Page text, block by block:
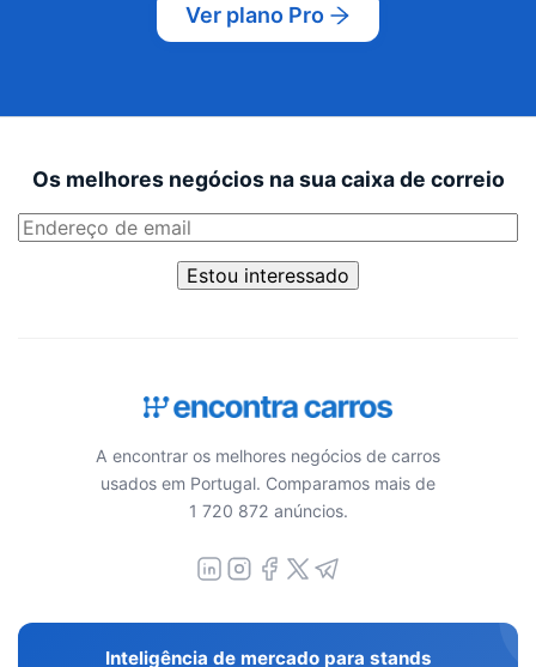
Ver plano Pro
Os melhores negócios na sua caixa de correio
Estou interessado
A encontrar os melhores negócios de carros
usados em Portugal. Comparamos mais de
1 720 872 anúncios.
Inteligência de mercado para stands